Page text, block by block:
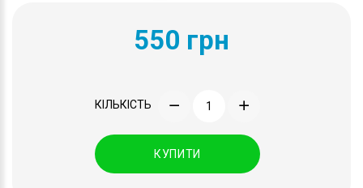
550 грн
КІЛЬКІСТЬ
КУПИТИ